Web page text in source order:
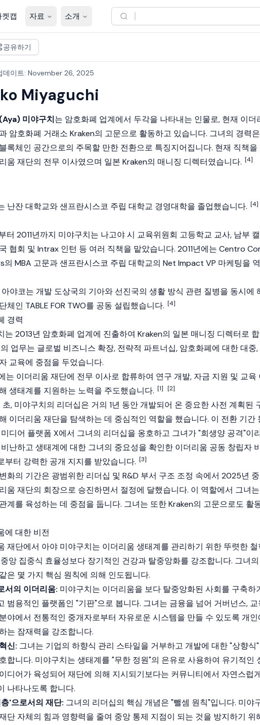
캡 자료 소개
공유하기
데이트: November 26, 2025
Miyaguchi
미야구치는 암호화폐 업계에서 두각을 나타내는 인물로, 현재 이더
암호화폐 거래소 Kraken의 고문으로 활동하고 있습니다. 그녀의 경력
록체인 공간으로의 주목할 만한 전환으로 특징지어집니다. 현재 직책을
움 재단의 전무 이사였으며 일본 Kraken의 매니징 디렉터였습니다. [4]
난잔 대학교와 샌프란시스코 주립 대학교 경영대학을 졸업했습니다. [4]
터 2011년까지 미야구치는 나고야 시 교육위원회 고등학교 교사, 남부
협회 및 Intrax 인턴 등 여러 직책을 맡았습니다. 2011년에는 Centro
의 MBA 고문과 샌프란시스코 주립 대학교의 Net Impact VP 마케팅을
아야코는 개발 도상국의 기아와 선진국의 생활 방식 관련 질병을 동시에
체인 TABLE FOR TWO를 공동 설립했습니다. [4]
경력
는 2013년 암호화폐 업계에 진출하여 Kraken의 일본 매니징 디렉터로
업무는 글로벌 비즈니스 확장, 전략적 파트너십, 암호화폐에 대한 대중
교육에 중점을 두었습니다.
는 이더리움 재단에 전무 이사로 합류하여 연구 개발, 자금 지원 및 교육
생태계를 지원하는 노력을 주도했습니다. [1] [2]
, 미야구치의 리더십은 거의 1년 동안 개발되어 온 중요한 사전 계획된
이더리움 재단을 탐색하는 데 중심적인 역할을 했습니다. 이 전환 기간
디어 플랫폼 X에서 그녀의 리더십을 옹호하고 그녀가 "희생양 공격"이
난하고 생태계에 대한 그녀의 중요성을 확인한 이더리움 공동 창립자
부터 강력한 공개 지지를 받았습니다. [3]
화의 기간은 광범위한 리더십 및 R&D 부서 구조 조정 속에서 2025년
움 재단의 회장으로 승진하면서 절정에 달했습니다. 이 역할에서 그녀
계를 육성하는 데 중점을 둡니다. 그녀는 또한Kraken의 고문으로도 활
에 대한 비전
재단에서 아야 미야구치는 이더리움 생태계를 관리하기 위한 뚜렷한 철
앙 집중식 효율성보다 장기적인 건강과 탈중앙화를 강조합니다. 그녀
은 몇 가지 핵심 원칙에 의해 인도됩니다.
서의 이더리움: 미야구치는 이더리움을 보다 탈중앙화된 사회를 구축하
범용적인 플랫폼인 "기판"으로 봅니다. 그녀는 금융을 넘어 거버넌스, 교
야에서 전통적인 중개자로부터 자유로운 시스템을 만들 수 있도록 개
는 잠재력을 강조합니다.
신: 그녀는 기업의 하향식 관리 스타일을 거부하고 개발에 대한 "상향식
합니다. 미야구치는 생태계를 "무한 정원"의 은유로 사용하여 유기적인
디어가 육성되어 재단에 의해 지시되기보다는 커뮤니티에서 자연스럽
나타나도록 합니다.
'으로서의 재단: 그녀의 리더십의 핵심 개념은 "뺄셈 원칙"입니다. 미야
단 자체의 힘과 영향력을 줄여 중앙 통제 지점이 되는 것을 방지하기 위